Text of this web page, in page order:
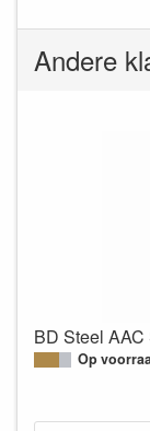
Andere
BD Steel
Op